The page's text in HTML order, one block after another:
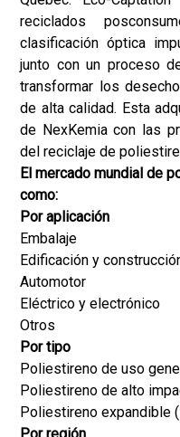
reciclados
clasificación óptica
junto con un proceso
transformar los
de alta calidad. Esta
de NexKemia con las
del reciclaje de
El mercado mundial de
como:
Por aplicación
Embalaje
Edificación y
Automotor
Eléctrico y electrónico
Otros
Por tipo
Poliestireno de uso
Poliestireno de alto
Poliestireno expandible